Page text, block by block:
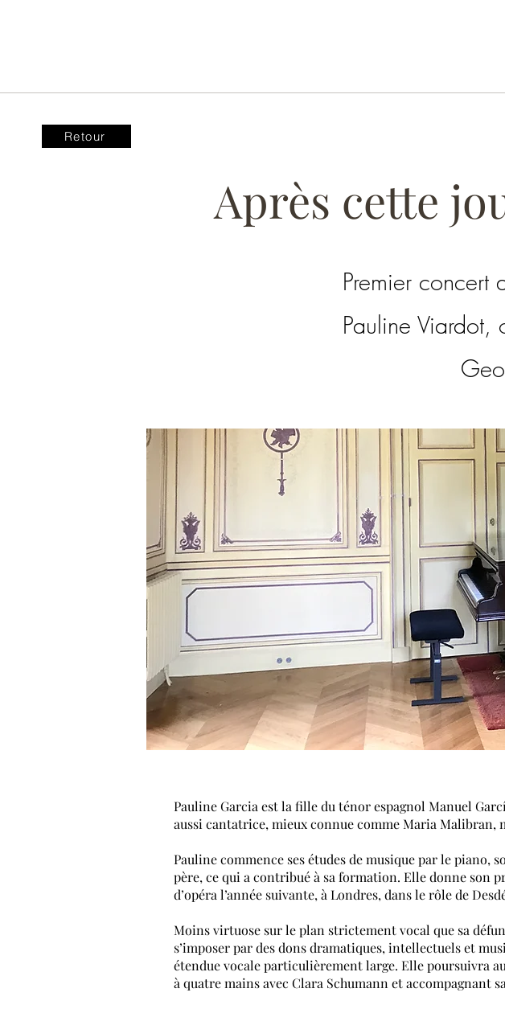
Retour
Après cette
Premier concert
Pauline
Pauline Garcia est la fille du ténor espagnol Manuel
aussi cantatrice, mieux connue commeMaria Malibran,
Pauline commence ses études de musique par lepiano,
père, ce qui a contribué à sa formation. Elle donne son
d’opéra l’année suivante, à Londres, dans le rôle de
Moins virtuose sur le plan strictement vocal que sa
s’imposer par des dons dramatiques, intellectuels et
étendue vocale particulièrement large. Elle poursuivra
à quatre mains avec Clara Schumann et accompagnant